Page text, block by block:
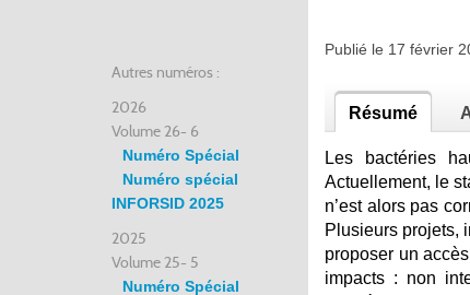
Autres numéros :
2026
Volume 26- 6
Numéro Spécial
Numéro spécial
INFORSID 2025
2025
Volume 25- 5
Numéro Spécial
Publié le 17 février
Résumé
Les bactéries
Actuellement, le
n’est alors pas
Plusieurs projets,
proposer un
impacts : non